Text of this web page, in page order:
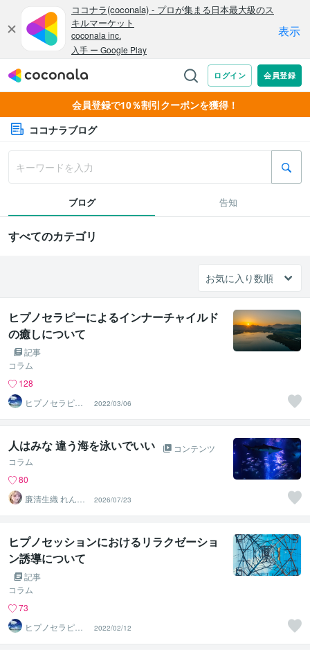
会員登録で10％割引クーポンを獲得！
ココナラブログ
ブログ 告知
すべてのカテゴリ
ヒプノセラピーによるインナーチャイルド
の癒しについて
記事
コラム
128
ヒプノセラピス
トはつか（ＨＣ
ＲＯＯＭ）
2022/03/06
人はみな 違う海を泳いでいい
コンテンツ
コラム
80
廉清生織 れんせ
い さき
2026/07/23
ヒプノセッションにおけるリラクゼーショ
ン誘導について
記事
コラム
73
ヒプノセラピス
トはつか（ＨＣ
ＲＯＯＭ）
2022/02/12